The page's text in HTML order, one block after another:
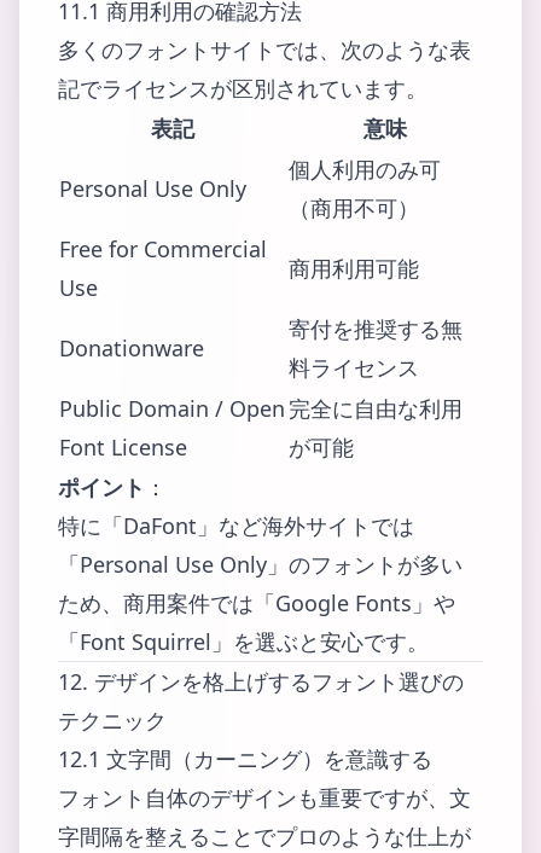
11.1 商用利用の確認方法
多くのフォントサイトでは、次のような表
記でライセンスが区別されています。
表記
意味
Personal Use Only
個人利用のみ可
（商用不可）
Free for Commercial
Use
商用利用可能
Donationware
寄付を推奨する無
料ライセンス
Public Domain / Open
Font License
完全に自由な利用
が可能
ポイント ：
特に「DaFont」など海外サイトでは
「Personal Use Only」のフォントが多い
ため、商用案件では「Google Fonts」や
「Font Squirrel」を選ぶと安心です。
12. デザインを格上げするフォント選びの
テクニック
12.1 文字間（カーニング）を意識する
フォント自体のデザインも重要ですが、文
字間隔を整えることでプロのような仕上が